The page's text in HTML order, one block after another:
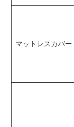
マットレスカバー